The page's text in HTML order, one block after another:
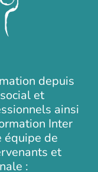
depuis
et
ainsi
Inter
équipe de
et
: